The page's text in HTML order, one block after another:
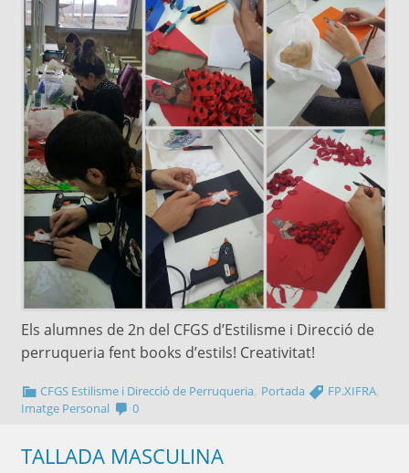
Els alumnes de 2n del CFGS d’Estilisme i Direcció de
perruqueria fent books d’estils! Creativitat!
CFGS Estilisme i Direcció de Perruqueria Portada FP.XIFRA
Imatge Personal 0
TALLADA MASCULINA